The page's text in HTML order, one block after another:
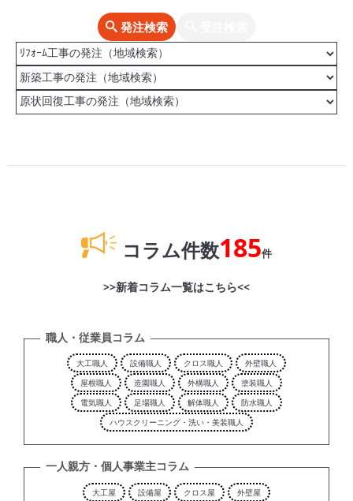
発注検索
コラム件数185件
>>新着コラム一覧はこちら<<
職人・従業員コラム
大工職人 設備職人 クロス職人
外壁職人
屋根職人
造園職人 外構職人
塗装職人
電気職人
足場職人 解体職人
防水職人
ハウスクリーニング・洗い・美装職人
一人親方・個人事業主コラム
大工屋 設備屋 クロス屋
外壁屋